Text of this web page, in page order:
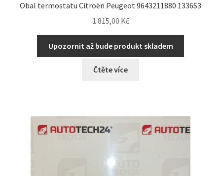
Obal termostatu Citroën Peugeot 9643211880 1336S3
1 815,00 Kč
Upozornit až bude produkt skladem
Čtěte více